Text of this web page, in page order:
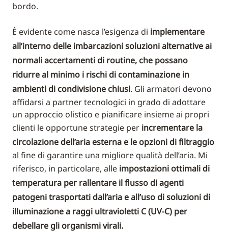
bordo.
È evidente come nasca l’esigenza di implementare
all’interno delle imbarcazioni soluzioni alternative ai
normali accertamenti di routine, che possano
ridurre al minimo i rischi di contaminazione in
ambienti di condivisione chiusi. Gli armatori devono
affidarsi a partner tecnologici in grado di adottare
un approccio olistico e pianificare insieme ai propri
clienti le opportune strategie per incrementare la
circolazione dell’aria esterna e le opzioni di filtraggio
al fine di garantire una migliore qualità dell’aria. Mi
riferisco, in particolare, alle impostazioni ottimali di
temperatura per rallentare il flusso di agenti
patogeni trasportati dall’aria e all’uso di soluzioni di
illuminazione a raggi ultravioletti C (UV-C) per
debellare gli organismi virali.